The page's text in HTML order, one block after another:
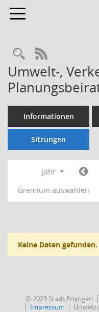
Toggle navigation
RSS-Feed
Umwelt-,
Informationen
Sitzungen
Jahr
Gremium auswählen
Keine Daten gefunden.
© 2025 Stadt Erlangen
Impressum